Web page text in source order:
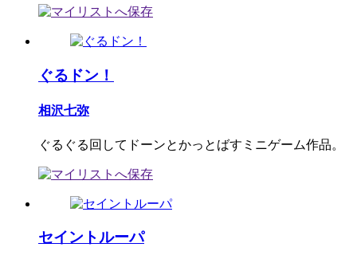
ぐるドン！
相沢七弥
ぐるぐる回してドーンとかっとばすミニゲーム作品。
セイントルーパ